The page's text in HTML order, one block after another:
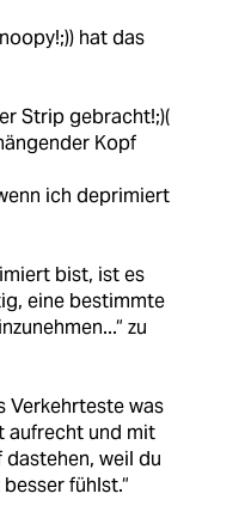
hat das
Strip gebracht!;)(
Kopf
ich deprimiert
bist, ist es
eine bestimmte
zu
Verkehrteste was
aufrecht und mit
weil du
fühlst.“